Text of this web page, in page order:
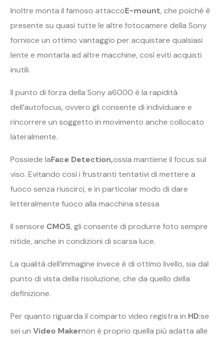
Inoltre monta il famoso attaccoE-mount, che poiché è
presente su quasi tutte le altre fotocamere della Sony
fornisce un ottimo vantaggio per acquistare qualsiasi
lente e montarla ad altre macchine, così eviti acquisti
inutili.
Il punto di forza della Sony a6000 è la rapidità
dell’autofocus, ovvero gli consente di individuare e
rincorrere un soggetto in movimento anche collocato
lateralmente.
Possiede laFace Detection,ossia mantiene il focus sul
viso. Evitando così i frustranti tentativi di mettere a
fuoco senza riuscirci, e in particolar modo di dare
letteralmente fuoco alla macchina stessa
Il sensore CMOS, gli consente di produrre foto sempre
nitide, anche in condizioni di scarsa luce.
La qualità dell’immagine invece è di ottimo livello, sia dal
punto di vista della risoluzione, che da quello della
definizione.
Per quanto riguarda il comparto video registra in HD:se
sei un Video Makernon è proprio quella più adatta alle